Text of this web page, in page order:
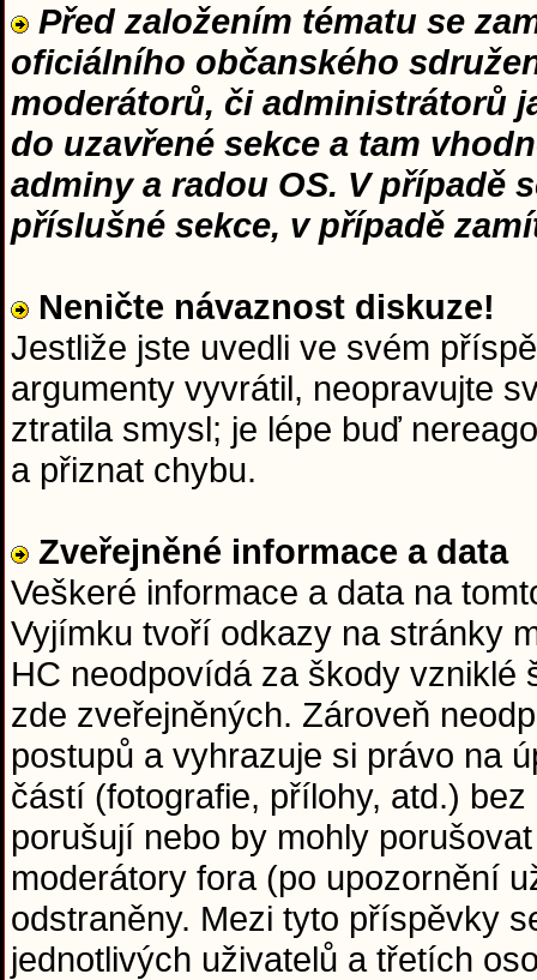
Před založením tématu se
oficiálního občanského
moderátorů, či administrátorů
do uzavřené sekce a tam
adminy a radou OS. V případě
příslušné sekce, v případě
Neničte návaznost diskuze!
Jestliže jste uvedli ve svém
argumenty vyvrátil, neopravujte
ztratila smysl; je lépe buď
a přiznat chybu.
Zveřejněné informace a data
Veškeré informace a data na
Vyjímku tvoří odkazy na stránky
HC neodpovídá za škody vzniklé
zde zveřejněných. Zároveň
postupů a vyhrazuje si právo na
částí (fotografie, přílohy, atd.)
porušují nebo by mohly
moderátory fora (po upozornění
odstraněny. Mezi tyto příspěvky
jednotlivých uživatelů a třetích